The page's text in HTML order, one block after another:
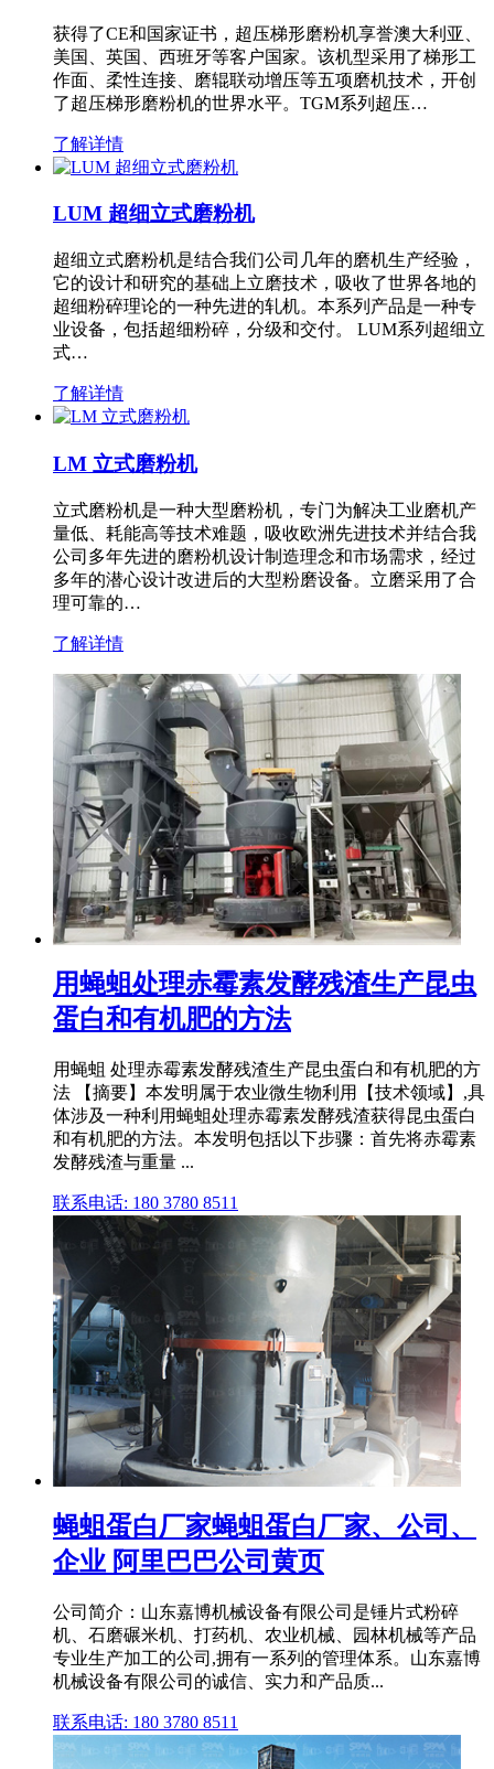
获得了CE和国家证书，超压梯形磨粉机享誉澳大利亚、
美国、英国、西班牙等客户国家。该机型采用了梯形工
作面、柔性连接、磨辊联动增压等五项磨机技术，开创
了超压梯形磨粉机的世界水平。TGM系列超压…
了解详情
LUM 超细立式磨粉机
超细立式磨粉机是结合我们公司几年的磨机生产经验，
它的设计和研究的基础上立磨技术，吸收了世界各地的
超细粉碎理论的一种先进的轧机。本系列产品是一种专
业设备，包括超细粉碎，分级和交付。 LUM系列超细立
式…
了解详情
LM 立式磨粉机
立式磨粉机是一种大型磨粉机，专门为解决工业磨机产
量低、耗能高等技术难题，吸收欧洲先进技术并结合我
公司多年先进的磨粉机设计制造理念和市场需求，经过
多年的潜心设计改进后的大型粉磨设备。立磨采用了合
理可靠的…
了解详情
用蝇蛆处理赤霉素发酵残渣生产昆虫
蛋白和有机肥的方法
用蝇蛆 处理赤霉素发酵残渣生产昆虫蛋白和有机肥的方
法 【摘要】本发明属于农业微生物利用【技术领域】,具
体涉及一种利用蝇蛆处理赤霉素发酵残渣获得昆虫蛋白
和有机肥的方法。本发明包括以下步骤：首先将赤霉素
发酵残渣与重量 ...
联系电话: 180 3780 8511
蝇蛆蛋白厂家蝇蛆蛋白厂家、公司、
企业 阿里巴巴公司黄页
公司简介：山东嘉博机械设备有限公司是锤片式粉碎
机、石磨碾米机、打药机、农业机械、园林机械等产品
专业生产加工的公司,拥有一系列的管理体系。山东嘉博
机械设备有限公司的诚信、实力和产品质...
联系电话: 180 3780 8511